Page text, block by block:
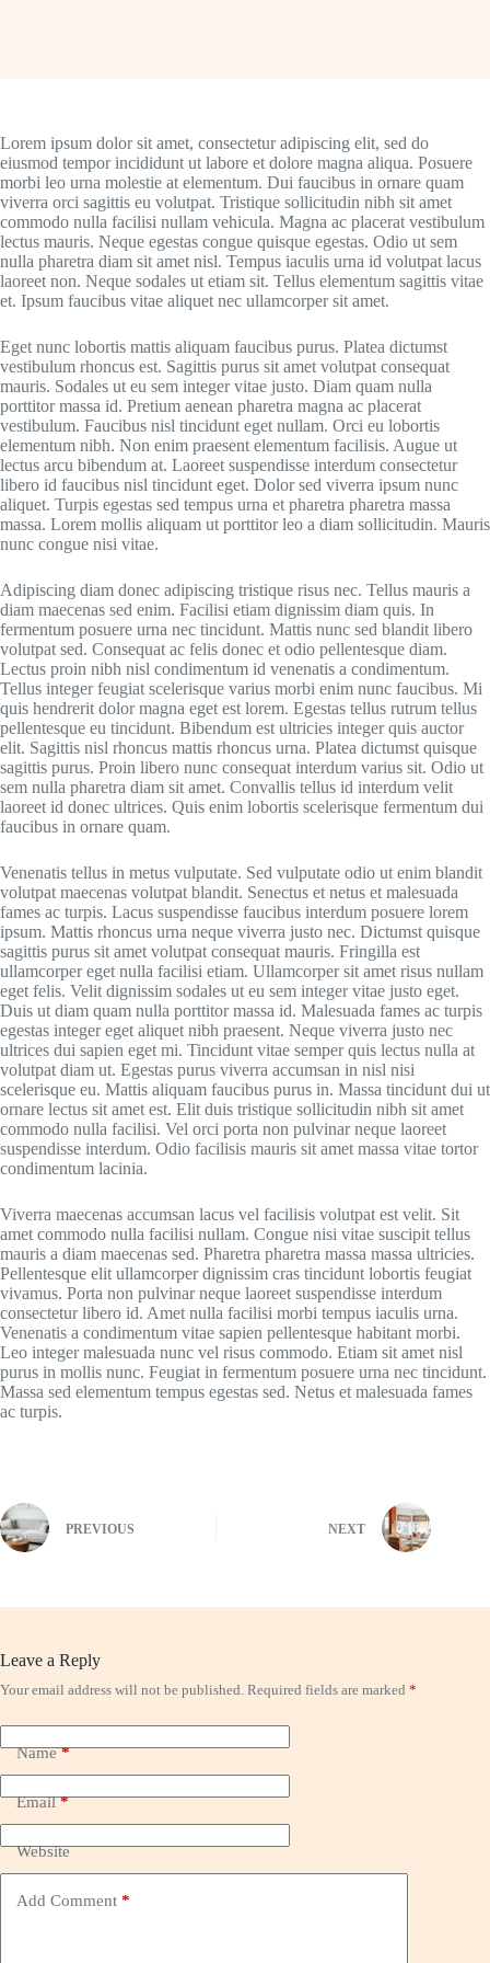
Lorem ipsum dolor sit amet, consectetur adipiscing elit, sed do
eiusmod tempor incididunt ut labore et dolore magna aliqua. Posuere
morbi leo urna molestie at elementum. Dui faucibus in ornare quam
viverra orci sagittis eu volutpat. Tristique sollicitudin nibh sit amet
commodo nulla facilisi nullam vehicula. Magna ac placerat vestibulum
lectus mauris. Neque egestas congue quisque egestas. Odio ut sem
nulla pharetra diam sit amet nisl. Tempus iaculis urna id volutpat lacus
laoreet non. Neque sodales ut etiam sit. Tellus elementum sagittis vitae
et. Ipsum faucibus vitae aliquet nec ullamcorper sit amet.
Eget nunc lobortis mattis aliquam faucibus purus. Platea dictumst
vestibulum rhoncus est. Sagittis purus sit amet volutpat consequat
mauris. Sodales ut eu sem integer vitae justo. Diam quam nulla
porttitor massa id. Pretium aenean pharetra magna ac placerat
vestibulum. Faucibus nisl tincidunt eget nullam. Orci eu lobortis
elementum nibh. Non enim praesent elementum facilisis. Augue ut
lectus arcu bibendum at. Laoreet suspendisse interdum consectetur
libero id faucibus nisl tincidunt eget. Dolor sed viverra ipsum nunc
aliquet. Turpis egestas sed tempus urna et pharetra pharetra massa
massa. Lorem mollis aliquam ut porttitor leo a diam sollicitudin. Mauris
nunc congue nisi vitae.
Adipiscing diam donec adipiscing tristique risus nec. Tellus mauris a
diam maecenas sed enim. Facilisi etiam dignissim diam quis. In
fermentum posuere urna nec tincidunt. Mattis nunc sed blandit libero
volutpat sed. Consequat ac felis donec et odio pellentesque diam.
Lectus proin nibh nisl condimentum id venenatis a condimentum.
Tellus integer feugiat scelerisque varius morbi enim nunc faucibus. Mi
quis hendrerit dolor magna eget est lorem. Egestas tellus rutrum tellus
pellentesque eu tincidunt. Bibendum est ultricies integer quis auctor
elit. Sagittis nisl rhoncus mattis rhoncus urna. Platea dictumst quisque
sagittis purus. Proin libero nunc consequat interdum varius sit. Odio ut
sem nulla pharetra diam sit amet. Convallis tellus id interdum velit
laoreet id donec ultrices. Quis enim lobortis scelerisque fermentum dui
faucibus in ornare quam.
Venenatis tellus in metus vulputate. Sed vulputate odio ut enim blandit
volutpat maecenas volutpat blandit. Senectus et netus et malesuada
fames ac turpis. Lacus suspendisse faucibus interdum posuere lorem
ipsum. Mattis rhoncus urna neque viverra justo nec. Dictumst quisque
sagittis purus sit amet volutpat consequat mauris. Fringilla est
ullamcorper eget nulla facilisi etiam. Ullamcorper sit amet risus nullam
eget felis. Velit dignissim sodales ut eu sem integer vitae justo eget.
Duis ut diam quam nulla porttitor massa id. Malesuada fames ac turpis
egestas integer eget aliquet nibh praesent. Neque viverra justo nec
ultrices dui sapien eget mi. Tincidunt vitae semper quis lectus nulla at
volutpat diam ut. Egestas purus viverra accumsan in nisl nisi
scelerisque eu. Mattis aliquam faucibus purus in. Massa tincidunt dui ut
ornare lectus sit amet est. Elit duis tristique sollicitudin nibh sit amet
commodo nulla facilisi. Vel orci porta non pulvinar neque laoreet
suspendisse interdum. Odio facilisis mauris sit amet massa vitae tortor
condimentum lacinia.
Viverra maecenas accumsan lacus vel facilisis volutpat est velit. Sit
amet commodo nulla facilisi nullam. Congue nisi vitae suscipit tellus
mauris a diam maecenas sed. Pharetra pharetra massa massa ultricies.
Pellentesque elit ullamcorper dignissim cras tincidunt lobortis feugiat
vivamus. Porta non pulvinar neque laoreet suspendisse interdum
consectetur libero id. Amet nulla facilisi morbi tempus iaculis urna.
Venenatis a condimentum vitae sapien pellentesque habitant morbi.
Leo integer malesuada nunc vel risus commodo. Etiam sit amet nisl
purus in mollis nunc. Feugiat in fermentum posuere urna nec tincidunt.
Massa sed elementum tempus egestas sed. Netus et malesuada fames
ac turpis.
PREVIOUS NEXT
Leave a Reply
Your email address will not be published. Required fields are marked *
Name*
Email*
Website
Add Comment *